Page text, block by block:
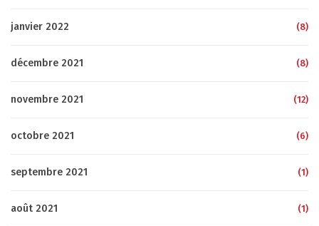
janvier 2022 (8)
décembre 2021 (8)
novembre 2021 (12)
octobre 2021 (6)
septembre 2021 (1)
août 2021 (1)